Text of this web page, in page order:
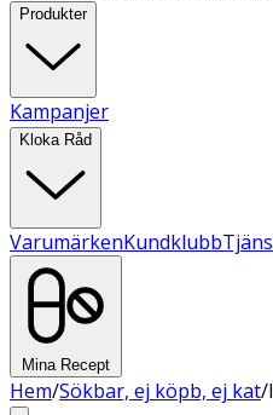
Produkter
Kampanjer
Kloka Råd
VarumärkenKundklubb
Mina Recept
Hem/Sökbar, ej köpb, ej kat/